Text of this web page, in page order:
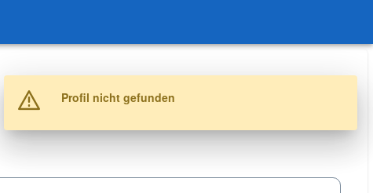
Warnung
Profil nicht gefunden